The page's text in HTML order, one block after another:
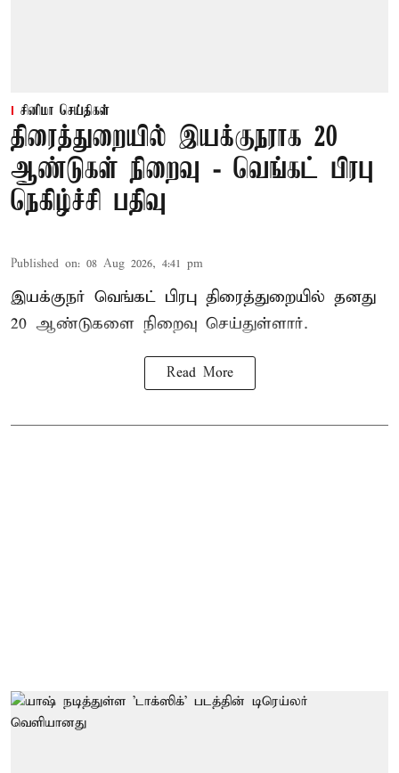
சினிமா செய்திகள்
திரைத்துறையில் இயக்குநராக 20
ஆண்டுகள் நிறைவு - வெங்கட் பிரபு
நெகிழ்ச்சி பதிவு
Published on: 08 Aug 2026, 4:41 pm
இயக்குநர் வெங்கட் பிரபு திரைத்துறையில் தனது
20 ஆண்டுகளை நிறைவு செய்துள்ளார்.
Read More